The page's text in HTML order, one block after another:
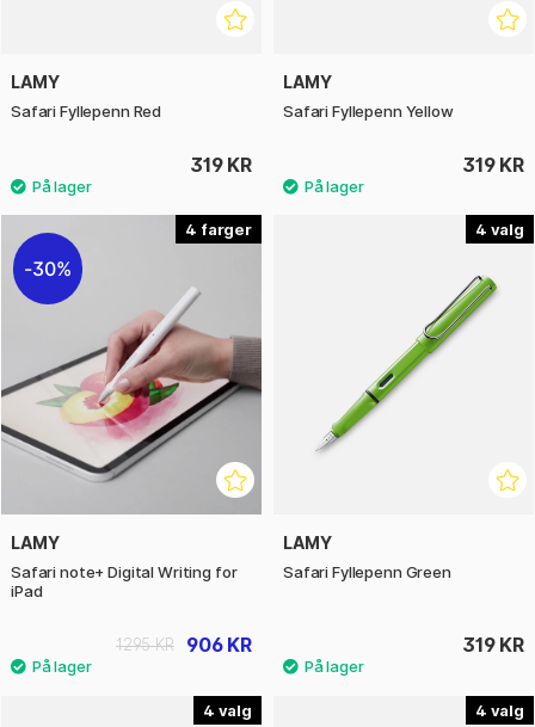
LAMY
Safari Fyllepenn Red
319 KR
LAMY
Safari Fyllepenn Yellow
319 KR
4
30%
LAMY
Safari note+ Digital Writing for
iPad
906 KR
1295 KR
4
LAMY
Safari Fyllepenn Green
319 KR
4 4